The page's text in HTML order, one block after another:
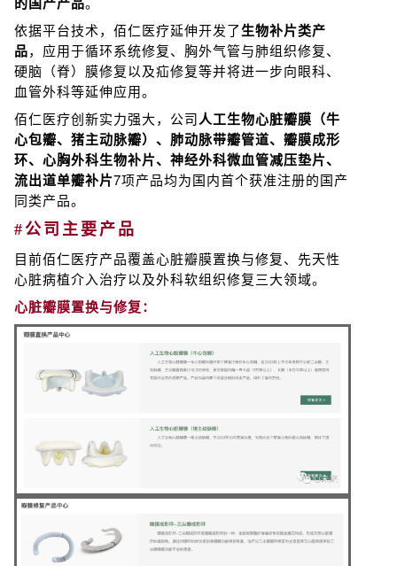
依据平台技术，佰仁医疗延伸开发了生物补片类产
品，应用于循环系统修复、胸外气管与肺组织修复、
硬脑（脊）膜修复以及疝修复等并将进一步向眼科、
血管外科等延伸应用。
佰仁医疗创新实力强大，公司人工生物心脏瓣膜（牛
心包瓣、猪主动脉瓣）、肺动脉带瓣管道、瓣膜成形
环、心胸外科生物补片、神经外科微血管减压垫片、
流出道单瓣补片7项产品均为国内首个获准注册的国产
同类产品。
#公司主要产品
目前佰仁医疗产品覆盖心脏瓣膜置换与修复、先天性
心脏病植介入治疗以及外科软组织修复三大领域。
心脏瓣膜置换与修复：